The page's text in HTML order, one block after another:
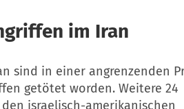
im Iran
sind in einer angrenzenden
getötet worden. Weitere 24
israelisch-amerikanischen